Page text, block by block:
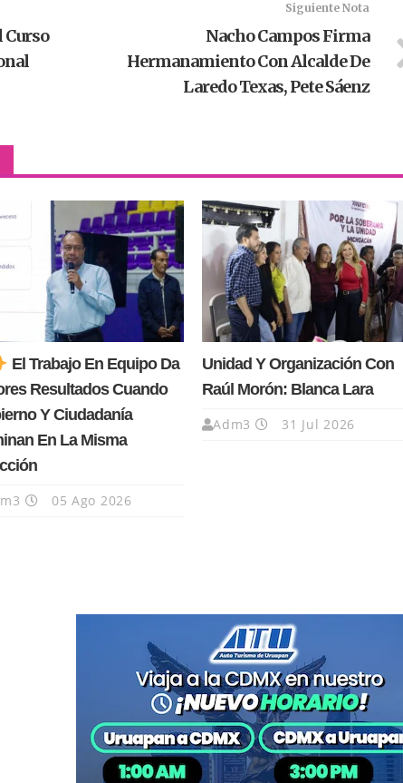
Curso
Siguiente Nota
Nacho Campos Firma
Hermanamiento Con Alcalde De
Laredo Texas, Pete Sáenz
El Trabajo En Equipo Da
Resultados Cuando
Y Ciudadanía
En La Misma
05 Ago 2026
Unidad Y Organización Con
Raúl Morón: Blanca Lara
Adm3 31 Jul 2026